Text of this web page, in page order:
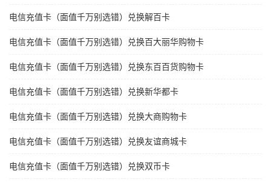
电信充值卡（面值千万别选错）兑换解百卡
电信充值卡（面值千万别选错）兑换百大丽华购物卡
电信充值卡（面值千万别选错）兑换东百百货购物卡
电信充值卡（面值千万别选错）兑换新华都卡
电信充值卡（面值千万别选错）兑换大商购物卡
电信充值卡（面值千万别选错）兑换友谊商城卡
电信充值卡（面值千万别选错）兑换双币卡